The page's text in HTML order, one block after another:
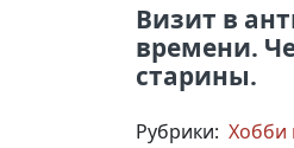
Визит в
времени.
старины.
Рубрики: Хобби